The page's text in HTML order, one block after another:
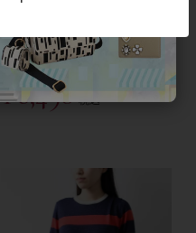
ポップTシャツ《Smart
Westie》
12,980
¥6,490 税込